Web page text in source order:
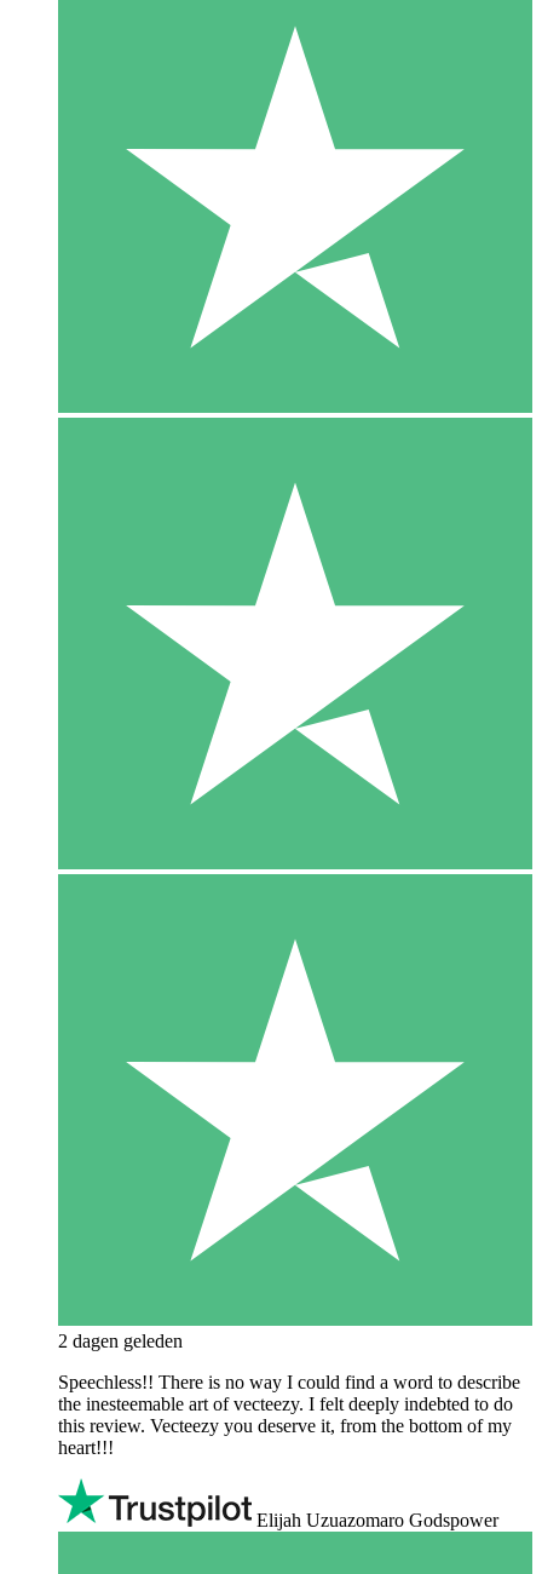
2 dagen geleden
Speechless!! There is no way I could find a word to describe
the inesteemable art of vecteezy. I felt deeply indebted to do
this review. Vecteezy you deserve it, from the bottom of my
heart!!!
Elijah Uzuazomaro Godspower